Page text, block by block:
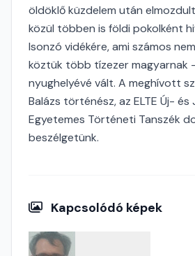
öldöklő küzdelem után
közül többen is földi pokolként
Isonzó vidékére, ami számos
köztük több tízezer magyarnak
nyughelyévé vált. A meghívott
Balázs történész, az ELTE Új- és
Egyetemes Történeti Tanszék
beszélgetünk.
Kapcsolódó képek